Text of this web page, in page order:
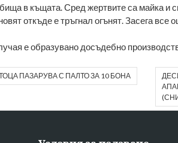
в къщата. Сред жертвите са майка и
откъде е тръгнал огънят. Засега все
е образувано досъдебно
ПАЗАРУВА С ПАЛТО ЗА 10 БОНА